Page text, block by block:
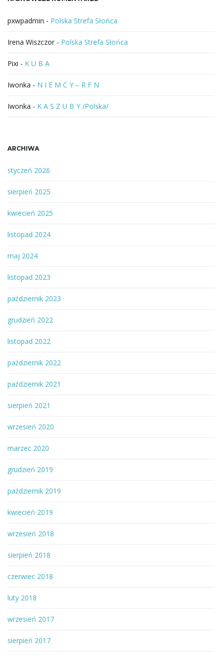
pxwpadmin - Polska Strefa Słońca
Irena Wiszczor - Polska Strefa Słońca
Pixi - K U B A
Iwonka - N I E M C Y – R F N
Iwonka - K A S Z U B Y /Polska/
ARCHIWA
styczeń 2026
sierpień 2025
kwiecień 2025
listopad 2024
maj 2024
listopad 2023
październik 2023
grudzień 2022
listopad 2022
październik 2022
październik 2021
sierpień 2021
wrzesień 2020
marzec 2020
grudzień 2019
październik 2019
kwiecień 2019
wrzesień 2018
sierpień 2018
czerwiec 2018
luty 2018
wrzesień 2017
sierpień 2017